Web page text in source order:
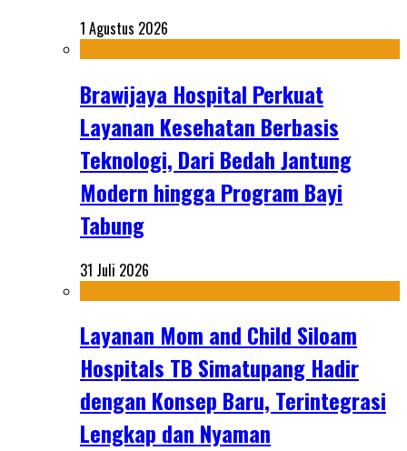
1 Agustus 2026
Brawijaya Hospital Perkuat
Layanan Kesehatan Berbasis
Teknologi, Dari Bedah Jantung
Modern hingga Program Bayi
Tabung
31 Juli 2026
Layanan Mom and Child Siloam
Hospitals TB Simatupang Hadir
dengan Konsep Baru, Terintegrasi
Lengkap dan Nyaman